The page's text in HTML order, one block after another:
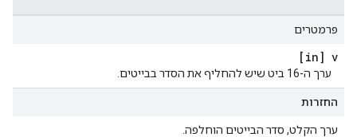
פרמטרים
[in] v
ערך ה-16 ביט שיש להחליף את הסדר בבייטים.
החזרות
ערך הקלט, סדר הבייטים הוחלפה.